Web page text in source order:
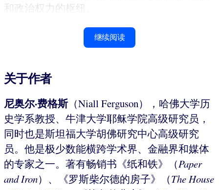
和政治权力的枢纽。
继续阅读
关于作者
尼奥尔·费格斯（Niall Ferguson），哈佛大学历
史学系教授、牛津大学耶稣学院高级研究员，
同时也是斯坦福大学胡佛研究中心高级研究
员。他是极少数能横跨学术界、金融界和媒体
的专家之一。著有畅销书《纸和铁》（Paper
and Iron）、《罗斯柴尔德的房子》（The House